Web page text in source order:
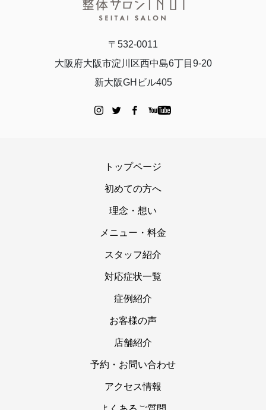
〒532-0011
大阪府大阪市淀川区西中島6丁目9-20
新大阪GHビル405
トップページ
初めての方へ
理念・想い
メニュー・料金
スタッフ紹介
対応症状一覧
症例紹介
お客様の声
店舗紹介
予約・お問い合わせ
アクセス情報